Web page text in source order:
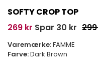
SOFTY CROP TOP
269 kr Spar 30 kr
Varemærke:FAMME
Farve:Dark Brown